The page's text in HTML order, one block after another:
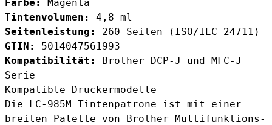
Farbe:
Magenta
Tintenvolumen:
4,8 ml
Seitenleistung:
260 Seiten (ISO/IEC 24711)
GTIN:
5014047561993
Kompatibilität:
Brother DCP-J und MFC-J
Serie
Kompatible Druckermodelle
Die LC-985M Tintenpatrone ist mit einer
breiten Palette von Brother Multifunktions-